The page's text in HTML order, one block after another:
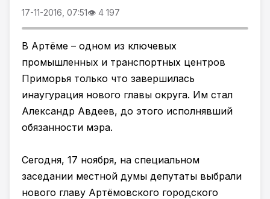
17-11-2016, 07:51👁 4 197
В Артёме – одном из ключевых
промышленных и транспортных центров
Приморья только что завершилась
инаугурация нового главы округа. Им стал
Александр Авдеев, до этого исполнявший
обязанности мэра.
Сегодня, 17 ноября, на специальном
заседании местной думы депутаты выбрали
нового главу Артёмовского городского